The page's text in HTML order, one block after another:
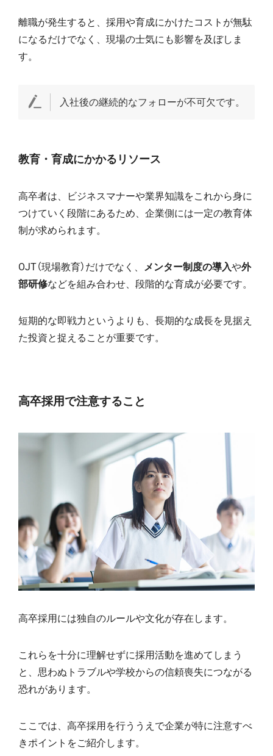
離職が発生すると、採用や育成にかけたコストが無駄
になるだけでなく、現場の士気にも影響を及ぼしま
す。
入社後の継続的なフォローが不可欠です。
教育・育成にかかるリソース
高卒者は、ビジネスマナーや業界知識をこれから身に
つけていく段階にあるため、企業側には一定の教育体
制が求められます。
OJT（現場教育）だけでなく、 メンター制度の導入や外
部研修などを組み合わせ、段階的な育成が必要です。
短期的な即戦力というよりも、長期的な成長を見据え
た投資と捉えることが重要です。
高卒採用で注意すること
高卒採用には独自のルールや文化が存在します。
これらを十分に理解せずに採用活動を進めてしまう
と、思わぬトラブルや学校からの信頼喪失につながる
恐れがあります。
ここでは、高卒採用を行ううえで企業が特に注意すべ
きポイントをご紹介します。